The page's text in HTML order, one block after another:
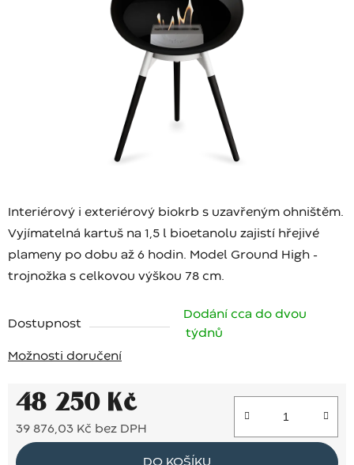
Interiérový i exteriérový biokrb s uzavřeným ohništěm.
Vyjímatelná kartuš na 1,5 l bioetanolu zajistí hřejivé
plameny po dobu až 6 hodin. Model Ground High -
trojnožka s celkovou výškou 78 cm.
Dostupnost
Dodání cca do dvou
týdnů
Možnosti doručení
48 250 Kč
39 876,03 Kč bez DPH
Měrná cena:
DO KOŠÍKU